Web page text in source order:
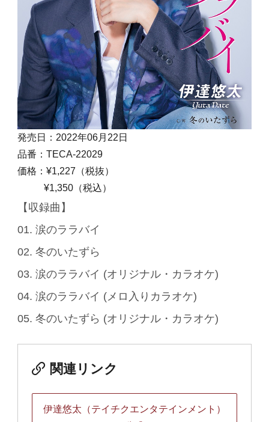
発売日：2022年06月22日
品番：TECA-22029
価格：¥1,227（税抜）
¥1,350（税込）
【収録曲】
01. 涙のララバイ
02. 冬のいたずら
03. 涙のララバイ (オリジナル・カラオケ)
04. 涙のララバイ (メロ入りカラオケ)
05. 冬のいたずら (オリジナル・カラオケ)
関連リンク
伊達悠太（テイチクエンタテインメント）